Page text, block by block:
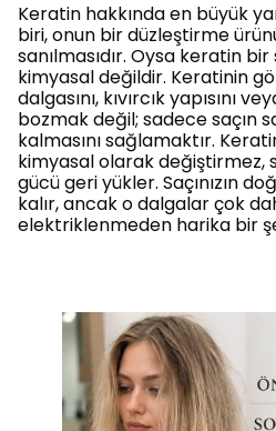
Keratin hakkında en büyük
biri, onun bir düzleştirme
sanılmasıdır. Oysa keratin
kimyasal değildir. Keratinin
dalgasını, kıvırcık yapısını
bozmak değil; sadece saçın
kalmasını sağlamaktır.
kimyasal olarak
gücü geri yükler. Saçınızın
kalır, ancak o dalgalar çok
elektriklenmeden harika bir